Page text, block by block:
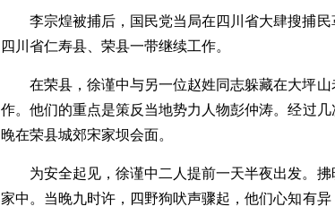
李宗煌被捕后，国民党当局在四川省大肆搜捕
四川省仁寿县、荣县一带继续工作。
在荣县，徐谨中与另一位赵姓同志躲藏在大坪
作。他们的重点是策反当地势力人物彭仲涛。经过
晚在荣县城郊宋家坝会面。
为安全起见，徐谨中二人提前一天半夜出发。
家中。当晚九时许，四野狗吠声骤起，他们心知有